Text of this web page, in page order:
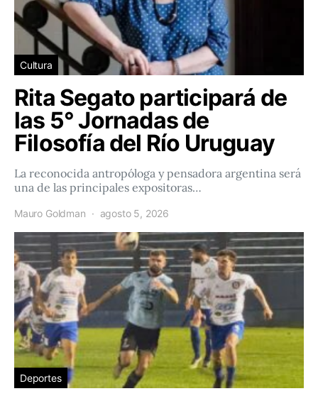
Cultura
Rita Segato participará de
las 5° Jornadas de
Filosofía del Río Uruguay
La reconocida antropóloga y pensadora argentina será
una de las principales expositoras…
Mauro Goldman agosto 5, 2026
Deportes